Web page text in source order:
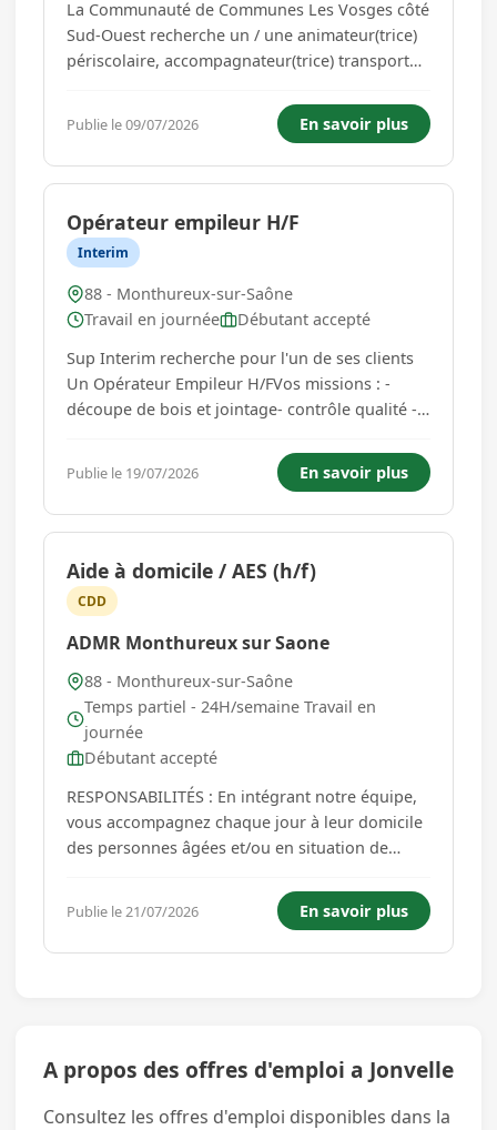
La Communauté de Communes Les Vosges côté
Sud-Ouest recherche un / une animateur(trice)
périscolaire, accompagnateur(trice) transport
vendredis : - Accompagnement transport
scolaire de 7h20 à 8h15 et de 1...
Publie le 09/07/2026 En savoir plus
Opérateur empileur H/F
Interim
88 - Monthureux-sur-Saône
Travail en journée
Débutant accepté
Sup Interim recherche pour l'un de ses clients
Un Opérateur Empileur H/FVos missions : -
découpe de bois et jointage- contrôle qualité -
machinesLongue mission poste de journée...
Publie le 19/07/2026 En savoir plus
Aide à domicile / AES (h/f)
CDD
ADMR Monthureux sur Saone
88 - Monthureux-sur-Saône
Temps partiel - 24H/semaine Travail en
journée
Débutant accepté
RESPONSABILITÉS : En intégrant notre équipe,
vous accompagnez chaque jour à leur domicile
des personnes âgées et/ou en situation de
votre profil et votre expérience : - Garantir le
bien-ê...
Publie le 21/07/2026 En savoir plus
A propos des offres d'emploi a Jonvelle
Consultez les offres d'emploi disponibles dans la